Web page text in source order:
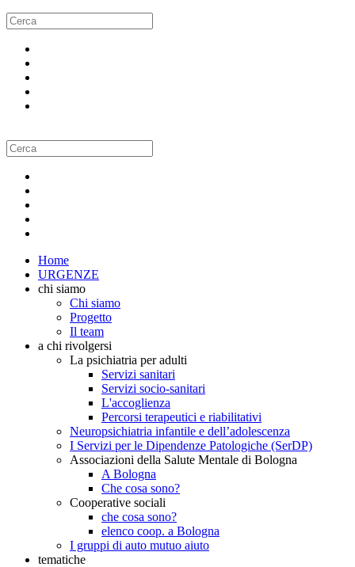
Home
URGENZE
chi siamo
Chi siamo
Progetto
Il team
a chi rivolgersi
La psichiatria per adulti
Servizi sanitari
Servizi socio-sanitari
L'accoglienza
Percorsi terapeutici e riabilitativi
Neuropsichiatria infantile e dell’adolescenza
I Servizi per le Dipendenze Patologiche (SerDP)
Associazioni della Salute Mentale di Bologna
A Bologna
Che cosa sono?
Cooperative sociali
che cosa sono?
elenco coop. a Bologna
I gruppi di auto mutuo aiuto
tematiche